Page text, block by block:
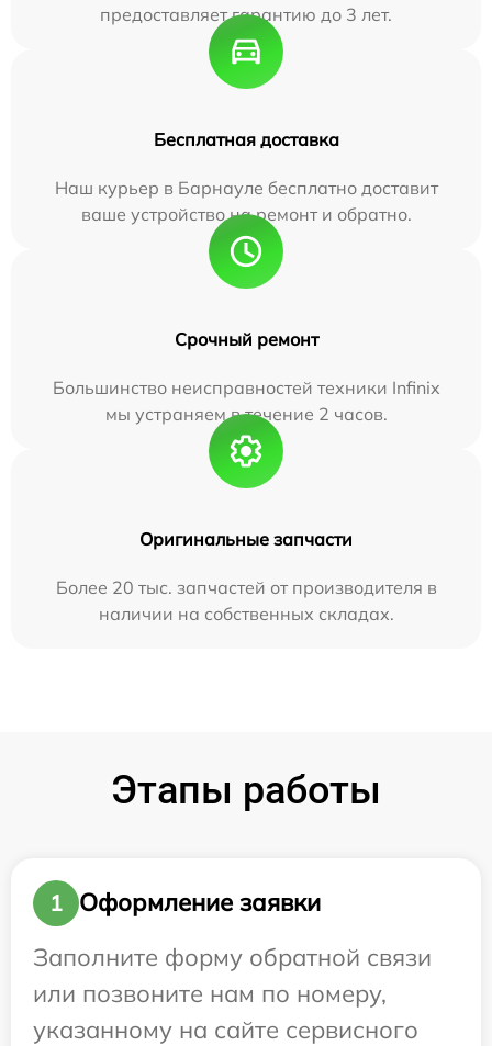
предоставляет гарантию до 3 лет.
Бесплатная доставка
Наш курьер в Барнауле бесплатно доставит
ваше устройство на ремонт и обратно.
Срочный ремонт
Большинство неисправностей техники Infinix
мы устраняем в течение 2 часов.
Оригинальные запчасти
Более 20 тыс. запчастей от производителя в
наличии на собственных складах.
Этапы работы
1
Оформление заявки
Заполните форму обратной связи
или позвоните нам по номеру,
указанному на сайте сервисного